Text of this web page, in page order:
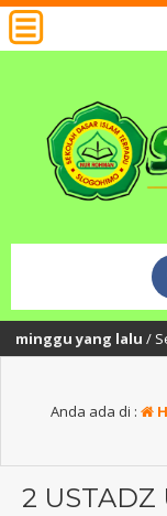
yang lalu/
Anda ada di :
2 USTADZ